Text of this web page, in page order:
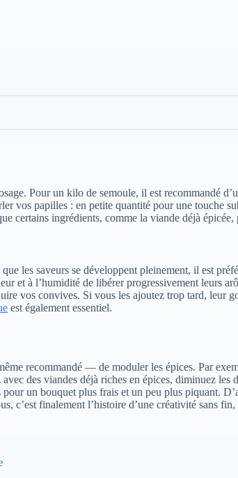
Pour un kilo de semoule, il est recommandé
vos papilles : en petite quantité pour une touche
certains ingrédients, comme la viande déjà
les saveurs se développent pleinement, il est
et à l’humidité de libérer progressivement leurs
vos convives. Si vous les ajoutez trop tard, leur
est également essentiel.
recommandé — de moduler les épices. Par
des viandes déjà riches en épices, diminuez
un bouquet plus frais et un peu plus piquant.
c’est finalement l’histoire d’une créativité sans